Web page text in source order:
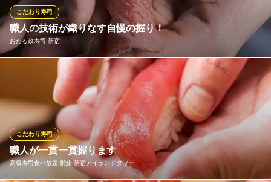
鮨 ふくじゅ 新宿店
新宿 江戸前鮨 寿司
地下鉄丸ノ内線新宿駅 徒歩5分
東京都新宿区西新宿7-20-16 新宿ダイカンプラザシティ2ビル1F
職人の技術が織りなす自慢の握り！
おたる政寿司 新宿
こだわり寿司
当店の寿司職人は皆、厳しい下積み修業を乗り越えた精鋭ばか
り。最高の食材は最高の職人の技術によって、初めて完成されま
す。是非おたる政寿司のここにしかない逸品をご堪能ください☆
おたる政寿司 新宿
老舗 職人 北海道直送
ＪＲ新宿駅新南口 徒歩2分
東京都渋谷区千駄ヶ谷5-24-2 タカシマヤタイムズスクエア14F
職人が一貫一貫握ります
高級寿司食べ放題 雛鮨 新宿アイランドタワー
こだわり寿司